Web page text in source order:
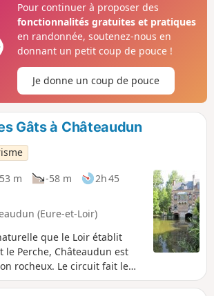
les plus connus, La terre.
Pour continuer à proposer des
fonctionnalités gratuites et pratiques
en randonnée, soutenez-nous en
donnant un petit coup de pouce !
Je donne un coup de pouce
Gâts à Châteaudun
m -58 m
2h 45
(Eure-et-Loir)
que le Loir établit
le Perche, Châteaudun est
rocheux. Le circuit fait le
remarquable du bois des